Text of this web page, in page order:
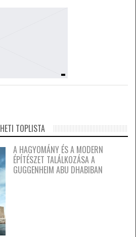
HETI TOPLISTA
A HAGYOMÁNY ÉS A MODERN
ÉPÍTÉSZET TALÁLKOZÁSA A
GUGGENHEIM ABU DHABIBAN